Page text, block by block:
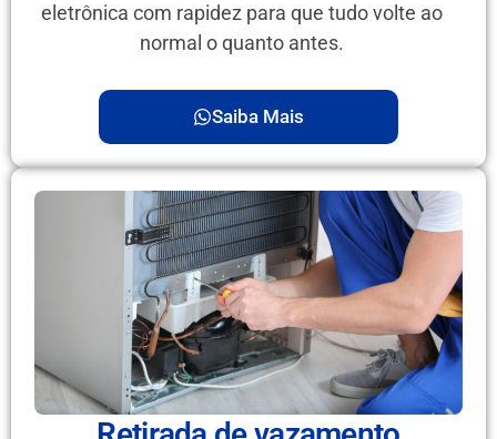
eletrônica com rapidez para que tudo volte ao
normal o quanto antes.
Saiba Mais